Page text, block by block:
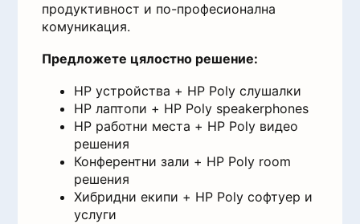
продуктивност и по-професионална
комуникация.
Предложете цялостно решение:
HP устройства + HP Poly слушалки
HP лаптопи + HP Poly speakerphones
HP работни места + HP Poly видео
решения
Конферентни зали + HP Poly room
решения
Хибридни екипи + HP Poly софтуер и
услуги